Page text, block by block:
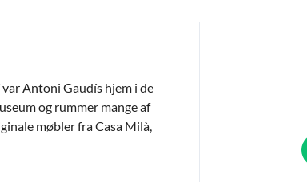
Antoni Gaudís hjem i de
og rummer mange af
møbler fra Casa Milà,